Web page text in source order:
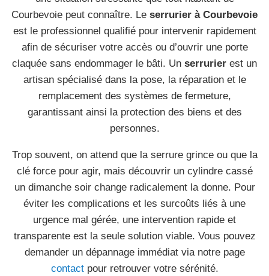
Courbevoie peut connaître. Le serrurier à Courbevoie
est le professionnel qualifié pour intervenir rapidement
afin de sécuriser votre accès ou d’ouvrir une porte
claquée sans endommager le bâti. Un serrurier est un
artisan spécialisé dans la pose, la réparation et le
remplacement des systèmes de fermeture,
garantissant ainsi la protection des biens et des
personnes.
Trop souvent, on attend que la serrure grince ou que la
clé force pour agir, mais découvrir un cylindre cassé
un dimanche soir change radicalement la donne. Pour
éviter les complications et les surcoûts liés à une
urgence mal gérée, une intervention rapide et
transparente est la seule solution viable. Vous pouvez
demander un dépannage immédiat via notre page
contactpour retrouver votre sérénité.